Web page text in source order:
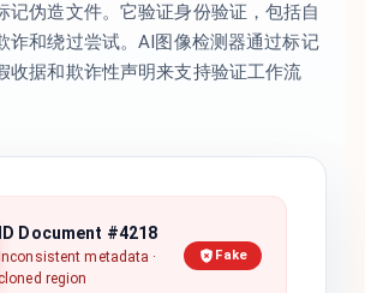
ID Document #4218
Inconsistent metadata ·
cloned region
Fake
记伪造文件。它验证身份验证，包括自
诈和绕过尝试。AI图像检测器通过标记
收据和欺诈性声明来支持验证工作流